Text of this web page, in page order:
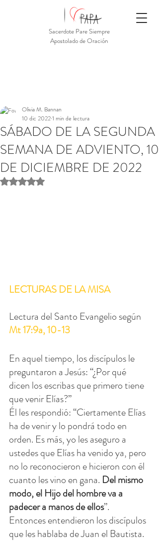
Sacerdote Pare Siempre
Apostolado de Oración
SÁBADO DE LA SEGUNDA
SEMANA DE ADVIENTO, 10
DE DICIEMBRE DE 2022
Olivia M. Bannan
10 dic 20221 min de lectura
Obtuvo NaN de 5 estrellas.
LECTURAS DE LA MISA
Lectura del Santo Evangelio según
Mt 17:9a, 10-13
En aquel tiempo, los discípulos le
preguntaron a Jesús: “¿Por qué
dicen los escribas que primero tiene
que venir Elías?”
Él les respondió: “Ciertamente Elías
ha de venir y lo pondrá todo en
orden. Es más, yo les aseguro a
ustedes que Elías ha venido ya, pero
no lo reconocieron e hicieron con él
cuanto les vino en gana. Del mismo
modo, el Hijo del hombre va a
padecer a manos de ellos”.
Entonces entendieron los discípulos
que les hablaba de Juan el Bautista.